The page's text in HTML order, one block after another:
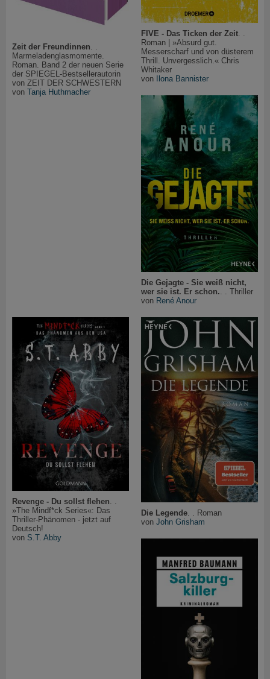
Zeit der Freundinnen
Marmeladenglasmomente.
Roman. Band 2 der neuen Serie
der SPIEGEL-Bestsellerautorin
von ZEIT DER SCHWESTERN
von Tanja Huthmacher
FIVE - Das Ticken der Zeit
Roman | »Absurd gut.
Messerscharf und von düsterem
Thrill. Unvergesslich.« Chris
Whitaker
von Ilona Bannister
Die Gejagte - Sie weiß nicht,
wer sie ist. Er schon.. . Thriller
von René Anour
Revenge - Du sollst flehen. .
»The Mindf*ck Series«: Das
Thriller-Phänomen - jetzt auf
Deutsch!
von S.T. Abby
Die Legende. . Roman
von John Grisham